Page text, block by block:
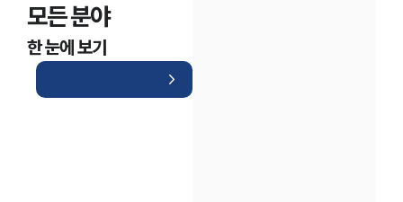
모든 분야
한 눈에 보기